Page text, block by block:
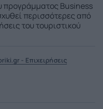
προγράμματος Business
περισσότερες από
του τουριστικού
- Επιχειρήσεις